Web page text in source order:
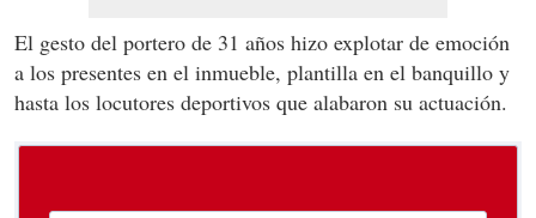
El gesto del portero de 31 años hizo explotar de emoción
a los presentes en el inmueble, plantilla en el banquillo y
hasta los locutores deportivos que alabaron su actuación.